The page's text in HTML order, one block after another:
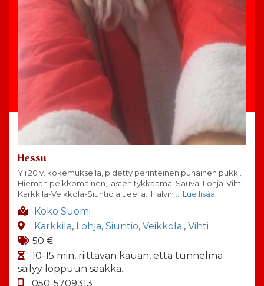
Hessu
Yli 20 v. kokemuksella, pidetty perinteinen punainen pukki.
Hieman peikkomainen, lasten tykkäämä! Sauva. Lohja-Vihti-
Karkkila-Veikkola-Siuntio alueella. Halvin … Lue lisää
Koko Suomi
Karkkila, Lohja, Siuntio, Veikkola., Vihti
50 €
10-15 min, riittävän kauan, että tunnelma
säilyy loppuun saakka.
050-5709313